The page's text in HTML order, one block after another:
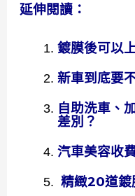
延伸閱讀：
鍍膜後可以
新車到底要
自助洗車、
差別？
汽車美容收
精緻20道鍍